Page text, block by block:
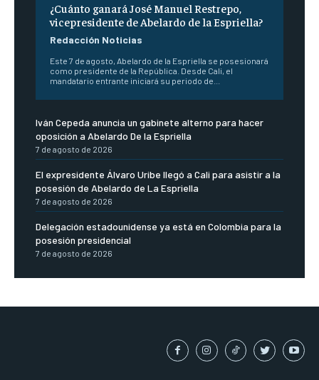
¿Cuánto ganará José Manuel Restrepo,
vicepresidente de Abelardo de la Espriella?
Redacción Noticias
Este 7 de agosto, Abelardo de la Espriella se posesionará
como presidente de la República. Desde Cali, el
mandatario entrante iniciará su periodo de...
Iván Cepeda anuncia un gabinete alterno para hacer
oposición a Abelardo De la Espriella
7 de agosto de 2026
El expresidente Álvaro Uribe llegó a Cali para asistir a la
posesión de Abelardo de La Espriella
7 de agosto de 2026
Delegación estadounidense ya está en Colombia para la
posesión presidencial
7 de agosto de 2026